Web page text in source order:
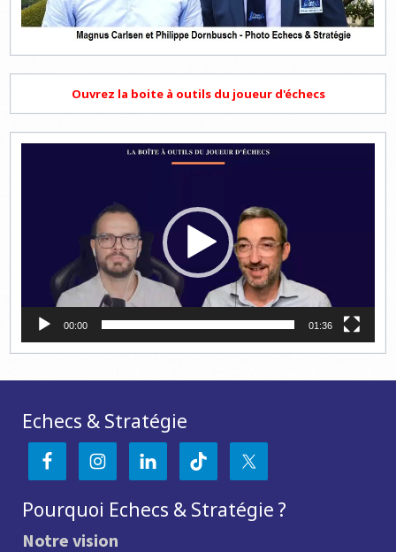
Ouvrez la boite à outils du joueur d'échecs
00:00 01:36
Echecs & Stratégie
Pourquoi Echecs & Stratégie ?
Notre vision